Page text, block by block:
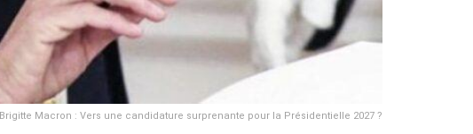
Brigitte Macron : Vers une candidature surprenante pour la Présidentielle 2027 ?